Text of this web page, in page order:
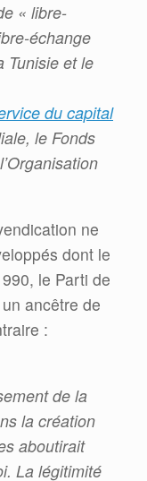
« libre-
échange
Tunisie et le
du capital
le Fonds
ne
dont le
le Parti de
ancêtre de
:
de la
la création
aboutirait
La légitimité